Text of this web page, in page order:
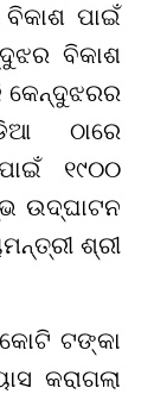
ପାଇଁ
ବିକାଶ
ଠାରେ
୧୯୦୦
ଉଦ୍ଘାଟନ
ଶ୍ରୀ
ଟଙ୍କା
କରାଗଲା